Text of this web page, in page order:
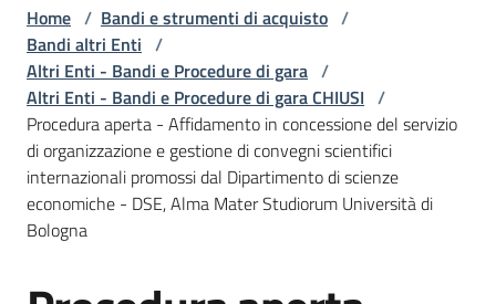
telematici
L'Agenzia
Bandi
e
di
Home / Bandi e strumenti di acquisto /
Bandi altri Enti /
Altri Enti - Bandi e Procedure di gara /
Altri Enti - Bandi e Procedure di gara CHIUSI /
Procedura aperta - Affidamento in concessione del servizio
di organizzazione e gestione di convegni scientifici
internazionali promossi dal Dipartimento di scienze
economiche - DSE, Alma Mater Studiorum Università di
Bologna
Salta al contenuto